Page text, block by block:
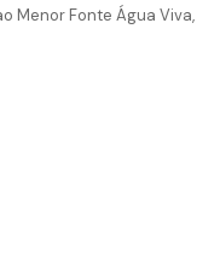
Menor Fonte Água Viva,